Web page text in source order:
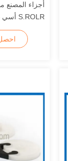
أجزاء المصنع
الصراف الآلي